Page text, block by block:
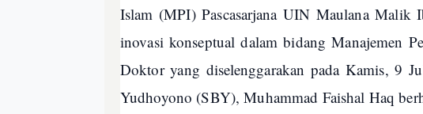
Islam (MPI) Pascasarjana UIN Maulana Malik
inovasi konseptual dalam bidang Manajemen
Doktor yang diselenggarakan pada Kamis, 9
Yudhoyono (SBY), Muhammad Faishal Haq